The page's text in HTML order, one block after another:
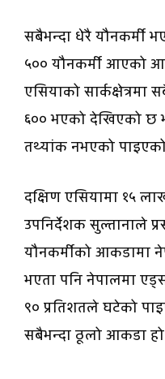
सबैभन्दा धेरै यौनकर्मी
५०० यौनकर्मी आएको
एसियाको सार्कक्षेत्रमा
६०० भएको देखिएको छ
तथ्यांक नभएको
दक्षिण एसियामा १५
उपनिर्देशक सुल्तानाले
यौनकर्मीको आकडामा
भएता पनि नेपालमा
९० प्रतिशतले घटेको
सबैभन्दा ठूलो आकडा हो